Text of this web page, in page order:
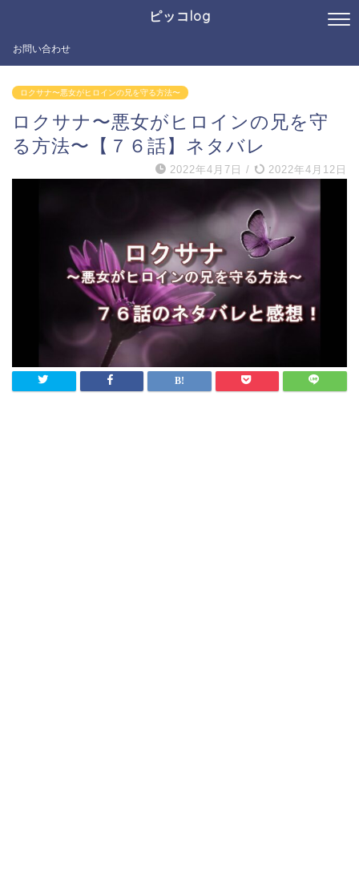
ピッコlog
お問い合わせ
ロクサナ〜悪女がヒロインの兄を守る方法〜
ロクサナ〜悪女がヒロインの兄を守
る方法〜【７６話】ネタバレ
2022年4月7日 / 2022年4月12日